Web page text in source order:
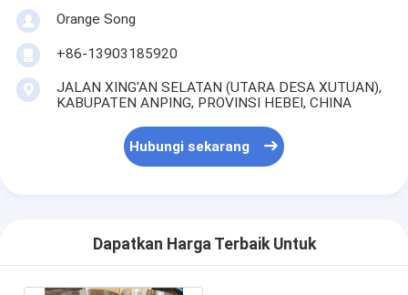
Orange Song
+86-13903185920
JALAN XING'AN SELATAN (UTARA DESA XUTUAN),
KABUPATEN ANPING, PROVINSI HEBEI, CHINA
Hubungi sekarang
Dapatkan Harga Terbaik Untuk